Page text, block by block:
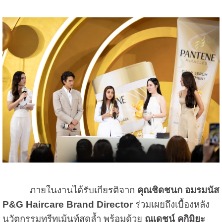
ภายในงานได้รับเกียรติจาก คุณชิดชนก อมรมนัส
P&G Haircare Brand Director ร่วมเผยถึงเบื้องหลัง
นวัตกรรมทรีทเม้นท์สุดล้ำ พร้อมด้วย ณเดชน์ คูกิมิยะ